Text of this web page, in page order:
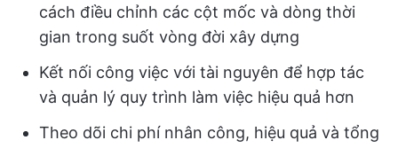
cách điều chỉnh các cột mốc và dòng thời
gian trong suốt vòng đời xây dựng
Kết nối công việc với tài nguyên để hợp tác
và quản lý quy trình làm việc hiệu quả hơn
Theo dõi chi phí nhân công, hiệu quả và tổng